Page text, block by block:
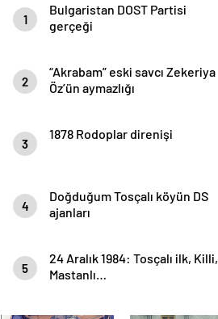
1
Bulgaristan DOST Partisi
gerçeği
2
“Akrabam” eski savcı Zekeriya
Öz’ün aymazlığı
3
1878 Rodoplar direnişi
4
Doğduğum Tosçalı köyün DS
ajanları
5
24 Aralık 1984: Tosçalı ilk, Killi,
Mastanlı…